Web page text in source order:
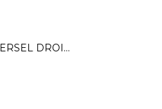
DROI...